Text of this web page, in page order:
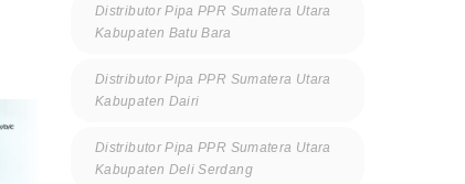
Distributor Pipa PPR Sumatera Utara
Kabupaten Batu Bara
Distributor Pipa PPR Sumatera Utara
Kabupaten Dairi
Distributor Pipa PPR Sumatera Utara
Kabupaten Deli Serdang